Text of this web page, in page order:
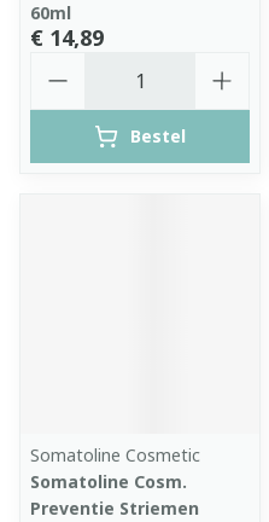
60ml
€ 14,89
Bestel
Somatoline Cosmetic
Somatoline Cosm.
Preventie Striemen